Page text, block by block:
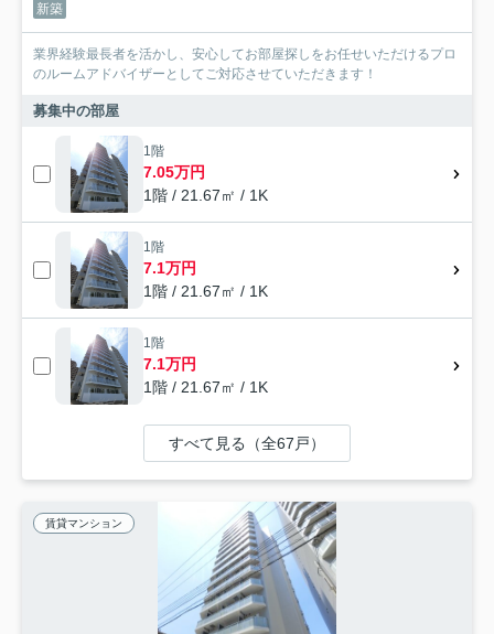
新築
業界経験最長者を活かし、安心してお部屋探しをお任せいただけるプロ
のルームアドバイザーとしてご対応させていただきます！
募集中の部屋
1階
7.05万円
1階 / 21.67㎡ / 1K
1階
7.1万円
1階 / 21.67㎡ / 1K
1階
7.1万円
1階 / 21.67㎡ / 1K
すべて見る（全67戸）
賃貸マンション